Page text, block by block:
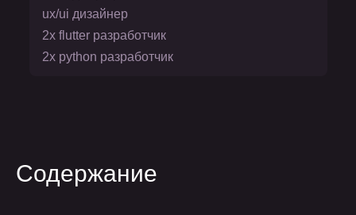
ux/ui дизайнер
2х flutter разработчик
2х python разработчик
Содержание